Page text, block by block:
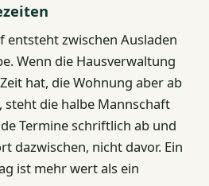
entsteht zwischen Ausladen
Wenn die Hausverwaltung
hat, die Wohnung aber ab
steht die halbe Mannschaft
Termine schriftlich ab und
dazwischen, nicht davor. Ein
ist mehr wert als ein